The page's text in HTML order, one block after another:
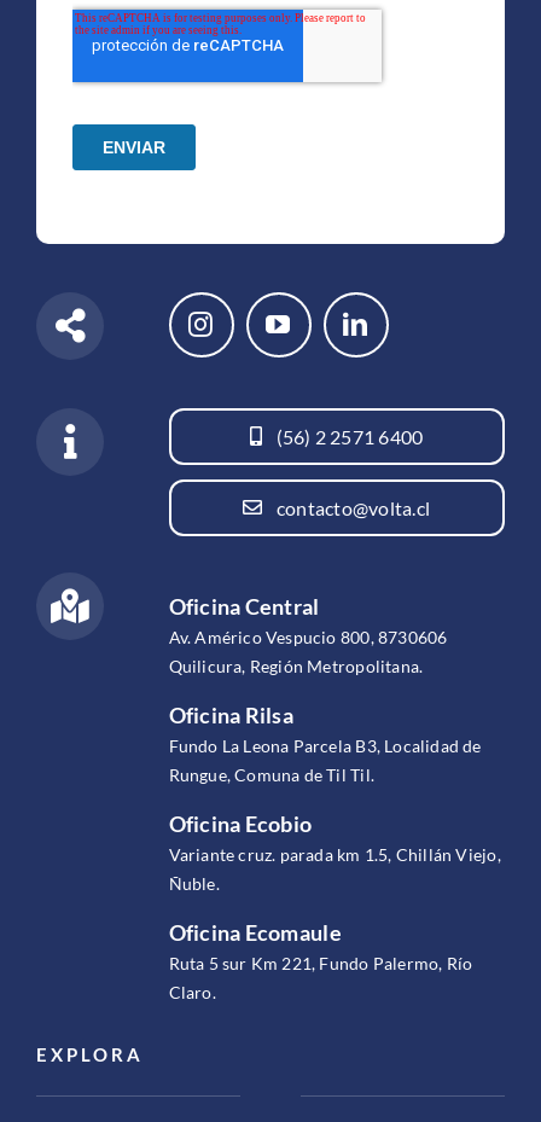
(56) 2 2571 6400
contacto@volta.cl
Oficina Central
Av. Américo Vespucio 800, 8730606
Quilicura, Región Metropolitana.
Oficina Rilsa
Fundo La Leona Parcela B3, Localidad de
Rungue, Comuna de Til Til.
Oficina Ecobio
Variante cruz. parada km 1.5, Chillán Viejo,
Ñuble.
Oficina Ecomaule
Ruta 5 sur Km 221, Fundo Palermo, Río
Claro.
EXPLORA